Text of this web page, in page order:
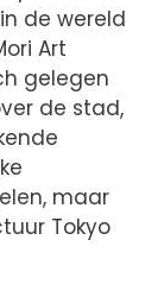
de wereld
Art
gelegen
de stad,
maar
Tokyo